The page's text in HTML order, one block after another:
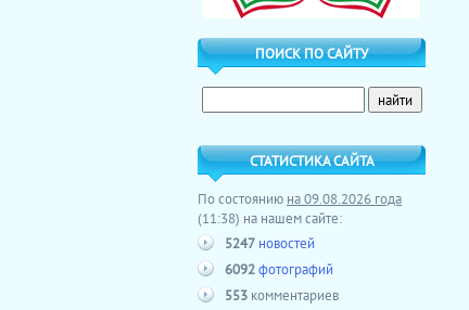
ПОИСК ПО САЙТУ
СТАТИСТИКА САЙТА
По состоянию на 09.08.2026 года
(11:38) на нашем сайте:
5247 новостей
6092фотографий
553 комментариев